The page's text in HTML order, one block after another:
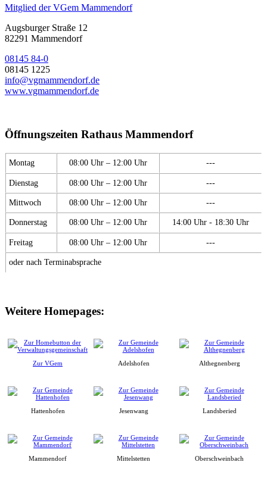
Mitglied der VGem Mammendorf
Augsburger Straße 12
82291 Mammendorf
08145 84-0
08145 1225
info@vgmammendorf.de
www.vgmammendorf.de
Öffnungszeiten Rathaus Mammendorf
Montag 08:00 Uhr – 12:00 Uhr ---
Dienstag 08:00 Uhr – 12:00 Uhr ---
Mittwoch 08:00 Uhr – 12:00 Uhr ---
Donnerstag 08:00 Uhr – 12:00 Uhr 14:00 Uhr - 18:30 Uhr
Freitag 08:00 Uhr – 12:00 Uhr ---
oder nach Terminabsprache
Weitere Homepages:
Zur VGem Adelshofen Althegnenberg
Hattenhofen Jesenwang Landsberied
Mammendorf Mittelstetten Oberschweinbach